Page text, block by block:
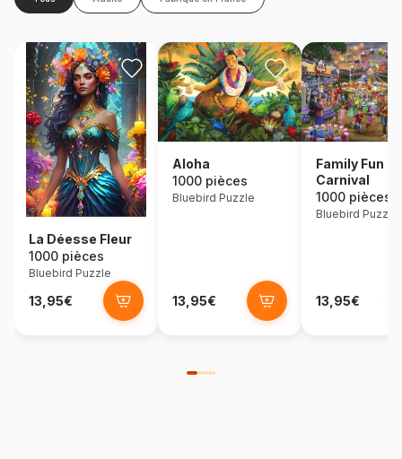
La Déesse Fleur
1000 pièces
Bluebird Puzzle
13,95€
Aloha
1000 pièces
Bluebird Puzzle
13,95€
Family Fun
Carnival
1000 pièces
Bluebird Puzzle
13,95€